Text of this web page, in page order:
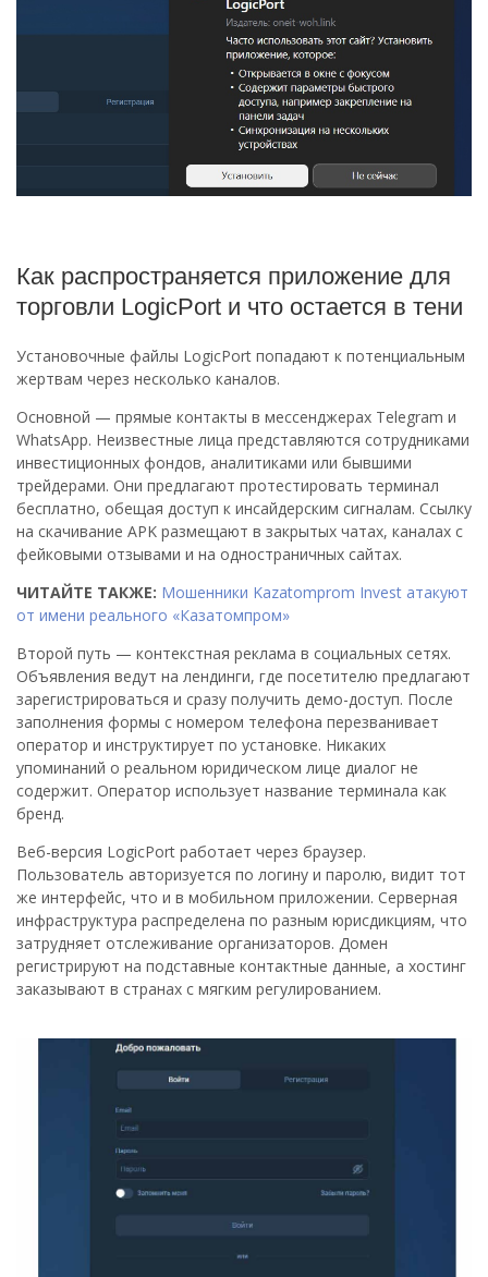
Как распространяется приложение для
торговли LogicPort и что остается в тени
Установочные файлы LogicPort попадают к потенциальным
жертвам через несколько каналов.
Основной — прямые контакты в мессенджерах Telegram и
WhatsApp. Неизвестные лица представляются сотрудниками
инвестиционных фондов, аналитиками или бывшими
трейдерами. Они предлагают протестировать терминал
бесплатно, обещая доступ к инсайдерским сигналам. Ссылку
на скачивание APK размещают в закрытых чатах, каналах с
фейковыми отзывами и на одностраничных сайтах.
ЧИТАЙТЕ ТАКЖЕ: Мошенники Kazatomprom Invest атакуют
от имени реального «Казатомпром»
Второй путь — контекстная реклама в социальных сетях.
Объявления ведут на лендинги, где посетителю предлагают
зарегистрироваться и сразу получить демо-доступ. После
заполнения формы с номером телефона перезванивает
оператор и инструктирует по установке. Никаких
упоминаний о реальном юридическом лице диалог не
содержит. Оператор использует название терминала как
бренд.
Веб-версия LogicPort работает через браузер.
Пользователь авторизуется по логину и паролю, видит тот
же интерфейс, что и в мобильном приложении. Серверная
инфраструктура распределена по разным юрисдикциям, что
затрудняет отслеживание организаторов. Домен
регистрируют на подставные контактные данные, а хостинг
заказывают в странах с мягким регулированием.